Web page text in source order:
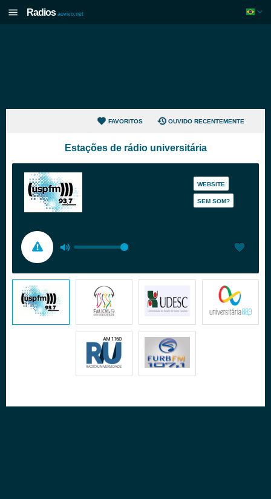
Radios aovivo.net
FAVORITOS OUVIDO RECENTEMENTE
Estações de rádio universitária
WEBSITE
SEM SOM?